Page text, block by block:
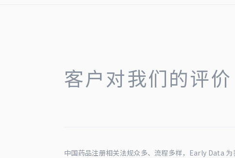
客户对我们的评价
中国药品注册相关法规众多、流程多样，Early Data